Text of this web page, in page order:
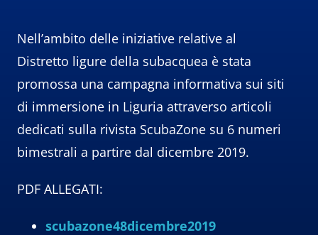
Nell’ambito delle iniziative relative al
Distretto ligure della subacquea è stata
promossa una campagna informativa sui siti
di immersione in Liguria attraverso articoli
dedicati sulla rivista ScubaZone su 6 numeri
bimestrali a partire dal dicembre 2019.
PDF ALLEGATI:
scubazone48dicembre2019